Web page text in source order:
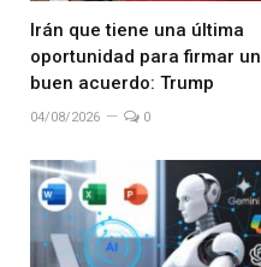
Irán que tiene una última
oportunidad para firmar un
buen acuerdo: Trump
04/08/2026 0